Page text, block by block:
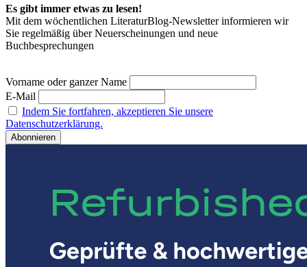
Es gibt immer etwas zu lesen!
Mit dem wöchentlichen LiteraturBlog-Newsletter informieren wir
Sie regelmäßig über Neuerscheinungen und neue
Buchbesprechungen
Vorname oder ganzer Name
E-Mail
Indem Sie fortfahren, akzeptieren Sie unsere
Datenschutzerklärung.